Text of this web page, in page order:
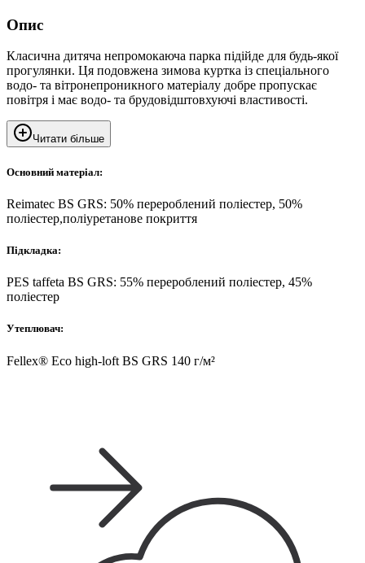
Опис
Класична дитяча непромокаюча парка підійде для будь-якої
прогулянки. Ця подовжена зимова куртка із спеціального
водо- та вітронепроникного матеріалу добре пропускає
повітря і має водо- та брудовідштовхуючі властивості.
Читати більше
Основний матеріал:
Reimatec BS GRS: 50% перероблений поліестер, 50%
поліестер,поліуретанове покриття
Підкладка:
PES taffeta BS GRS: 55% перероблений поліестер, 45%
поліестер
Утеплювач:
Fellex® Eco high-loft BS GRS 140 г/м²